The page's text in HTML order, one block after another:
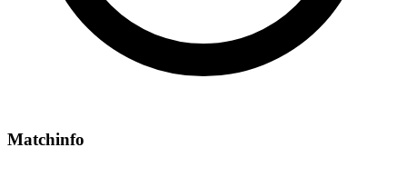
Matchinfo